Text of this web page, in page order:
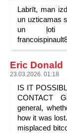
Labrīt, man
un uzticamas
un ļoti
Eric Donald
23.03.2026. 01:18
IS IT
CONTACT
general,
how it was
misplaced